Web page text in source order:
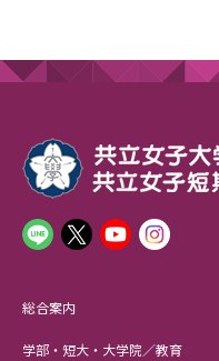
総合案内
学部・短大・大学院／教育